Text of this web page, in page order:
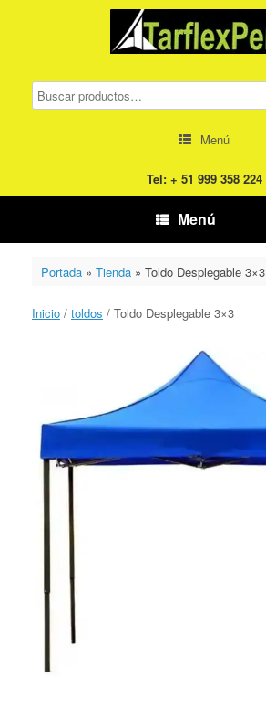
Menú
Tel: + 51 999 358 224
Menú
Portada» Tienda» Toldo Desplegable 3×3
Inicio / toldos / Toldo Desplegable 3×3